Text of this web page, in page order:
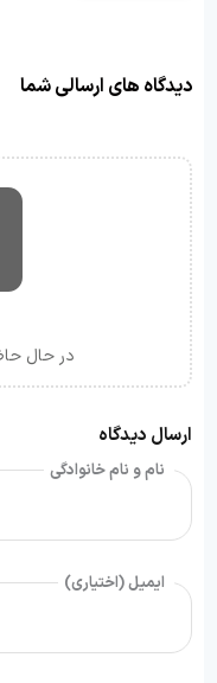
دیدگاه های ارسالی شما
در حال
ارسال دیدگاه
نام و نام خانوادگی
ایمیل (اختیاری)